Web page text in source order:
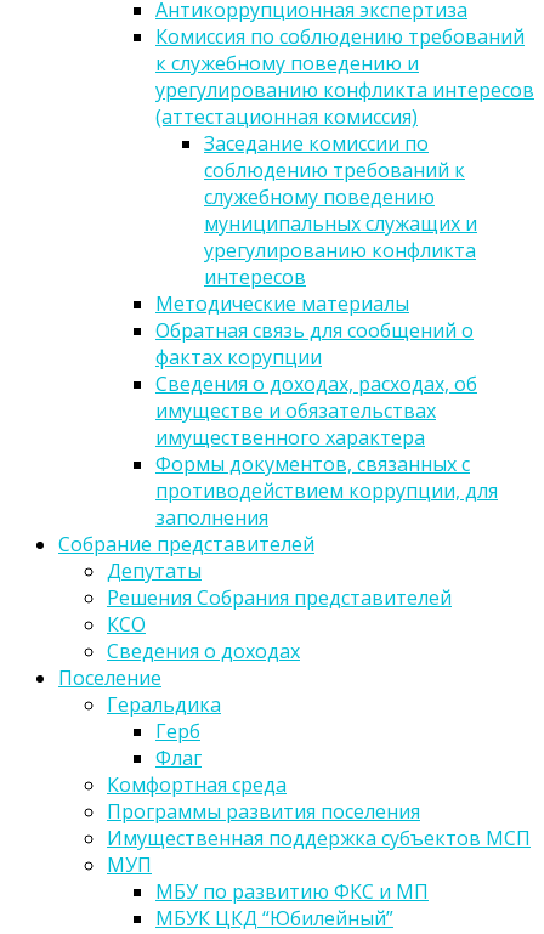
Антикоррупционная экспертиза
Комиссия по соблюдению требований
к служебному поведению и
урегулированию конфликта интересов
(аттестационная комиссия)
Заседание комиссии по
соблюдению требований к
служебному поведению
муниципальных служащих и
урегулированию конфликта
интересов
Методические материалы
Обратная связь для сообщений о
фактах корупции
Сведения о доходах, расходах, об
имуществе и обязательствах
имущественного характера
Формы документов, связанных с
противодействием коррупции, для
заполнения
Собрание представителей
Депутаты
Решения Собрания представителей
КСО
Сведения о доходах
Поселение
Геральдика
Герб
Флаг
Комфортная среда
Программы развития поселения
Имущественная поддержка субъектов МСП
МУП
МБУ по развитию ФКС и МП
МБУК ЦКД “Юбилейный”